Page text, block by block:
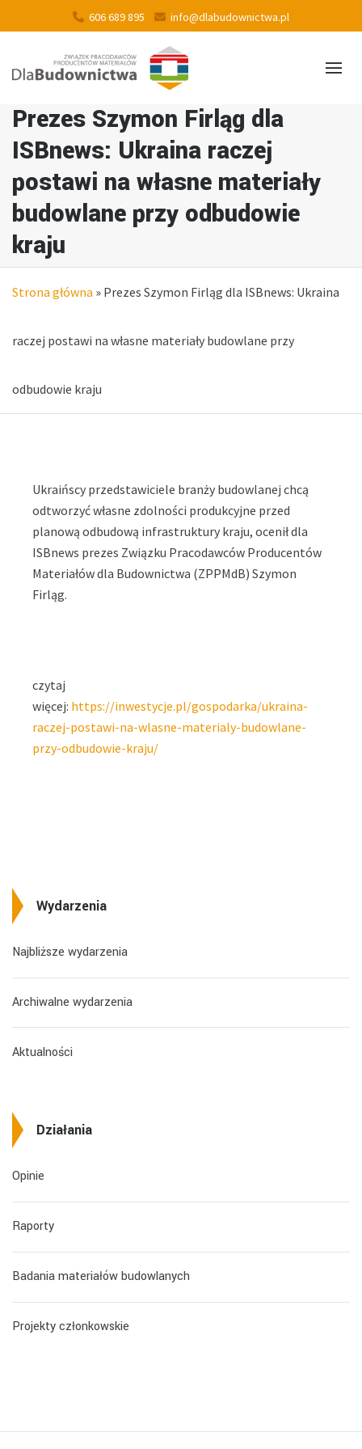
606 689 895 info@dlabudownictwa.pl
Prezes Szymon Firląg dla
ISBnews: Ukraina raczej
postawi na własne materiały
budowlane przy odbudowie
kraju
Strona główna » Prezes Szymon Firląg dla ISBnews: Ukraina
raczej postawi na własne materiały budowlane przy
odbudowie kraju
Ukraińscy przedstawiciele branży budowlanej chcą
odtworzyć własne zdolności produkcyjne przed
planową odbudową infrastruktury kraju, ocenił dla
ISBnews prezes Związku Pracodawców Producentów
Materiałów dla Budownictwa (ZPPMdB) Szymon
Firląg.
czytaj
więcej: https://inwestycje.pl/gospodarka/ukraina-
raczej-postawi-na-wlasne-materialy-budowlane-
przy-odbudowie-kraju/
Wydarzenia
Najbliższe wydarzenia
Archiwalne wydarzenia
Aktualności
Działania
Opinie
Raporty
Badania materiałów budowlanych
Projekty członkowskie